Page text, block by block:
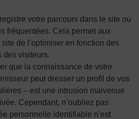
votre parcours dans le site ou
fréquentées. Cela permet aux
de l’optimiser en fonction des
des visiteurs.
que la connaissance de votre
peut dresser un profil de vos
– est une intrusion malvenue
Cependant, n’oubliez pas
personnelle identifiable n’est